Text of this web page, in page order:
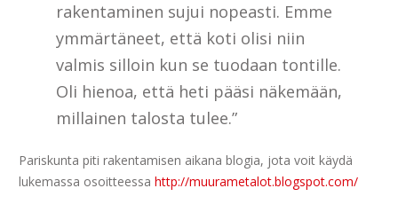
rakentaminen sujui nopeasti. Emme
ymmärtäneet, että koti olisi niin
valmis silloin kun se tuodaan tontille.
Oli hienoa, että heti pääsi näkemään,
millainen talosta tulee.”
Pariskunta piti rakentamisen aikana blogia, jota voit käydä
lukemassa osoitteessa http://muurametalot.blogspot.com/